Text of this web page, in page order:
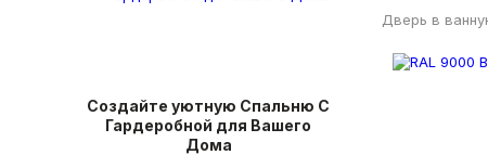
Дверь в
Создайте уютную Спальню С
Гардеробной для Вашего
Дома